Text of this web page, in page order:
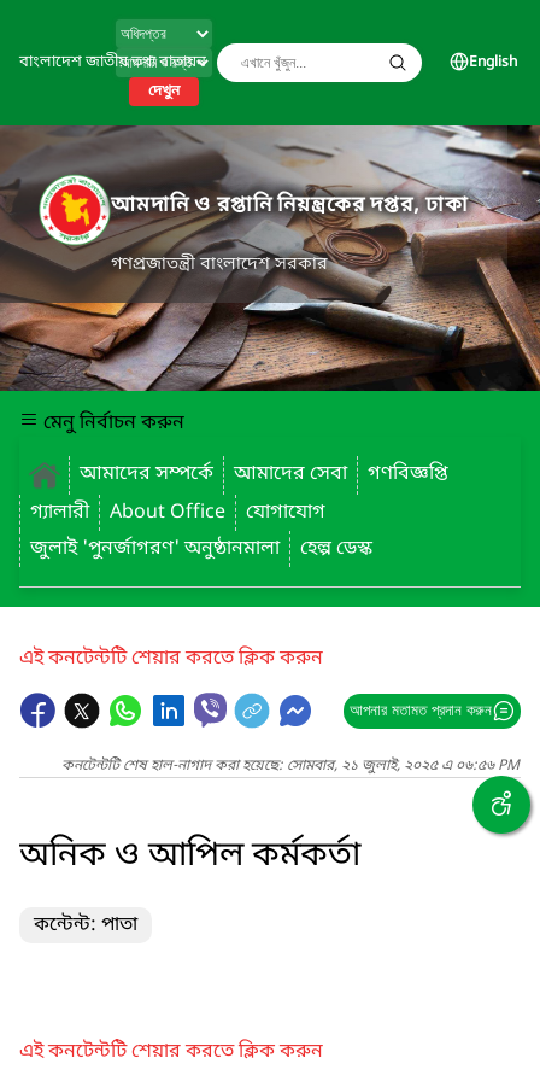
বাংলাদেশ জাতীয় তথ্য বাতায়ন
দেখুন
English
আমদানি ও রপ্তানি নিয়ন্ত্রকের দপ্তর, ঢাকা
গণপ্রজাতন্ত্রী বাংলাদেশ সরকার
মেনু নির্বাচন করুন
আমাদের সম্পর্কে
আমাদের সেবা
গণবিজ্ঞপ্তি
গ্যালারী
About Office
যোগাযোগ
জুলাই 'পুনর্জাগরণ' অনুষ্ঠানমালা
হেল্প ডেস্ক
এই কনটেন্টটি শেয়ার করতে ক্লিক করুন
আপনার মতামত প্রদান করুন
কনটেন্টটি শেষ হাল-নাগাদ করা হয়েছে: সোমবার, ২১ জুলাই, ২০২৫ এ ০৬:৫৬ PM
অনিক ও আপিল কর্মকর্তা
কন্টেন্ট: পাতা
এই কনটেন্টটি শেয়ার করতে ক্লিক করুন